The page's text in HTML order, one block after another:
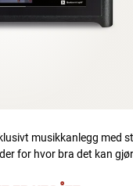
musikkanlegg med
for hvor bra det kan